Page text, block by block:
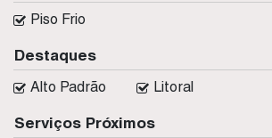
Serviços Próximos
Destaques
Alto Padrão Litoral
Piso Frio